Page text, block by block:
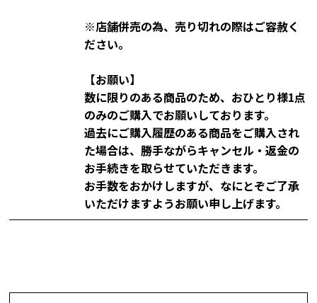
※店舗併売の為、売り切れの際はご容赦く
ださい。
【お願い】
数に限りのある商品のため、おひとり様1点
のみのご購入でお願いしております。
過去にご購入履歴のある商品をご購入され
た場合は、勝手ながらキャンセル・返金の
お手続きを取らせていただきます。
お手数をおかけしますが、なにとぞご了承
いただけますようお願い申し上げます。